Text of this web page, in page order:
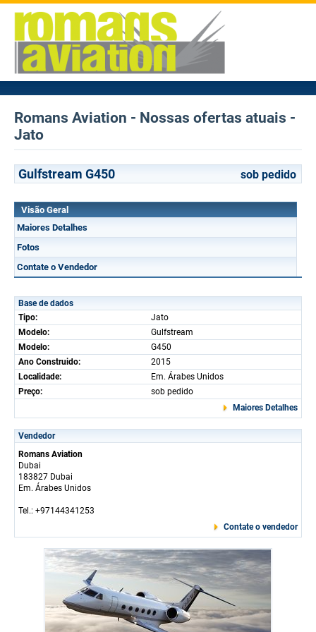
Romans Aviation - Nossas ofertas atuais -
Jato
Gulfstream G450 sob pedido
Visão Geral
Maiores Detalhes
Fotos
Contate o Vendedor
Base de dados
Tipo:
Jato
Modelo:
Gulfstream
Modelo:
G450
Ano Construido:
2015
Localidade:
Em. Árabes Unidos
Preço:
sob pedido
Maiores Detalhes
Vendedor
Romans Aviation
Dubai
183827 Dubai
Em. Árabes Unidos
Tel.: +97144341253
Contate o vendedor